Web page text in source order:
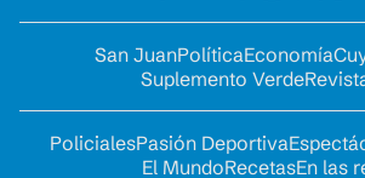
San JuanPolíticaEconomía
Suplemento Verde
PolicialesPasión Deportiva
El MundoRecetasEn las